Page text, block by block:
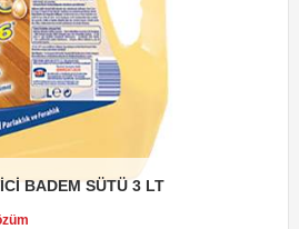
BADEM SÜTÜ 3 LT